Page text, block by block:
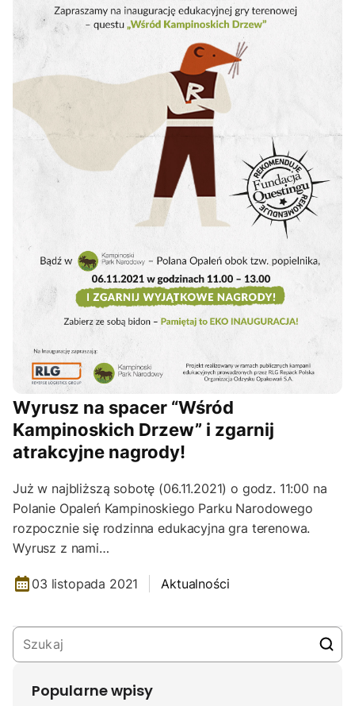
Wyrusz na spacer “Wśród
Kampinoskich Drzew” i zgarnij
atrakcyjne nagrody!
Już w najbliższą sobotę (06.11.2021) o godz. 11:00 na
Polanie Opaleń Kampinoskiego Parku Narodowego
rozpocznie się rodzinna edukacyjna gra terenowa.
Wyrusz z nami…
03 listopada 2021 Aktualności
Popularne wpisy